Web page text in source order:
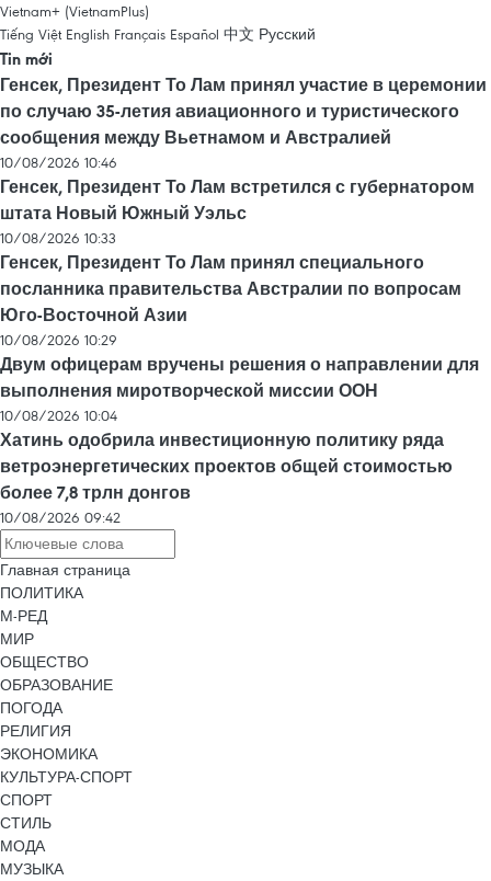
Vietnam+ (VietnamPlus)
Tiếng Việt English Français Español 中文 Русский
Tin mới
Генсек, Президент То Лам принял участие в церемонии
по случаю 35-летия авиационного и туристического
сообщения между Вьетнамом и Австралией
10/08/2026 10:46
Генсек, Президент То Лам встретился с губернатором
штата Новый Южный Уэльс
10/08/2026 10:33
Генсек, Президент То Лам принял специального
посланника правительства Австралии по вопросам
Юго-Восточной Азии
10/08/2026 10:29
Двум офицерам вручены решения о направлении для
выполнения миротворческой миссии ООН
10/08/2026 10:04
Хатинь одобрила инвестиционную политику ряда
ветроэнергетических проектов общей стоимостью
более 7,8 трлн донгов
10/08/2026 09:42
Главная страница
ПОЛИТИКА
М-РЕД
МИР
ОБЩЕСТВО
ОБРАЗОВАНИЕ
ПОГОДА
РЕЛИГИЯ
ЭКОНОМИКА
КУЛЬТУРА-СПОРТ
СПОРТ
СТИЛЬ
МОДА
МУЗЫКА